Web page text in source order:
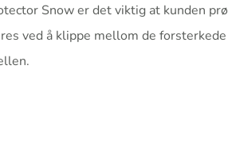
Snow er det viktig at kunden
ved å klippe mellom de